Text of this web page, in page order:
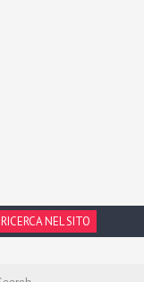
RICERCA NEL SITO